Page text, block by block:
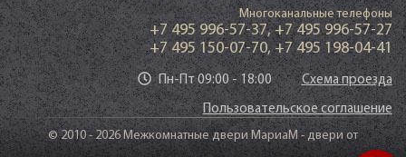
Многоканальные телефоны
+7 495 996-57-37,+7 495 996-57-27
+7 495 150-07-70,+7 495 198-04-41
Пн-Пт 09:00 - 18:00 Схема проезда
Пользовательское соглашение
© 2010 - 2026 Межкомнатные двери МариаМ - двери от